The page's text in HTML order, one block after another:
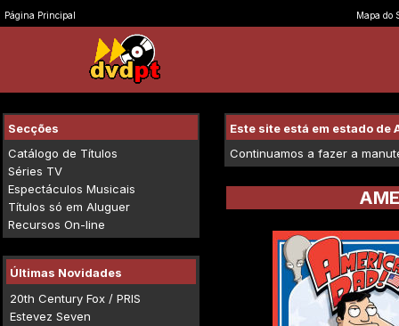
Página Principal Mapa do
Secções
Catálogo de Títulos
Séries TV
Espectáculos Musicais
Títulos só em Aluguer
Recursos On-line
Últimas Novidades
20th Century Fox / PRIS
Estevez Seven
Este site está em estado de
Continuamos a fazer a